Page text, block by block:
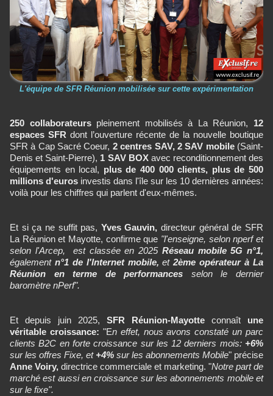
L'équipe de SFR Réunion mobilisée sur cette expérimentation
250 collaborateurs pleinement mobilisés à La Réunion, 12
espaces SFR dont l’ouverture récente de la nouvelle boutique
SFR à Cap Sacré Coeur, 2 centres SAV, 2 SAV mobile(Saint-
Denis et Saint-Pierre), 1 SAV BOXavec reconditionnement des
équipements en local, plus de 400 000 clients, plus de 500
millions d'euros investis dans l'île sur les 10 dernières années:
voilà pour les chiffres qui parlent d'eux-mêmes.
Et si ça ne suffit pas, Yves Gauvin, directeur général de SFR
La Réunion et Mayotte, confirme que "l'enseigne, selon nperf et
selon l'Arcep, est classée en 2025Réseau mobile 5G n°1,
également n°1 de l'lnternet mobile, et2ème opérateur à La
Réunion en terme de performances selon le dernier
baromètre nPerf".
Et depuis juin 2025, SFR Réunion-Mayotte connaît une
véritable croissance: "En effet, nous avons constaté un parc
clients B2C en forte croissance sur les 12 derniers mois: +6%
sur les offres Fixe, et +4% sur les abonnements Mobile" précise
Anne Voiry, directrice commerciale et marketing. "Notre part de
marché est aussi en croissance sur les abonnements mobile et
sur le fixe".